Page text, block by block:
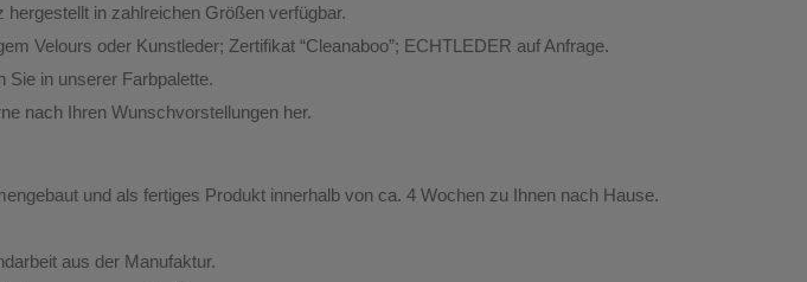
in zahlreichen Größen verfügbar.
Velours oder Kunstleder; Zertifikat “Cleanaboo”; ECHTLEDER auf Anfrage.
Sie in unserer Farbpalette.
nach Ihren Wunschvorstellungen her.
und als fertiges Produkt innerhalb von ca. 4 Wochen zu Ihnen nach Hause.
aus der Manufaktur.